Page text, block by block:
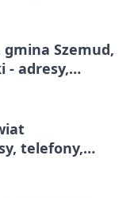
Szemud,
- adresy,
telefony,